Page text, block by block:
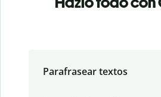
Parafrasear textos